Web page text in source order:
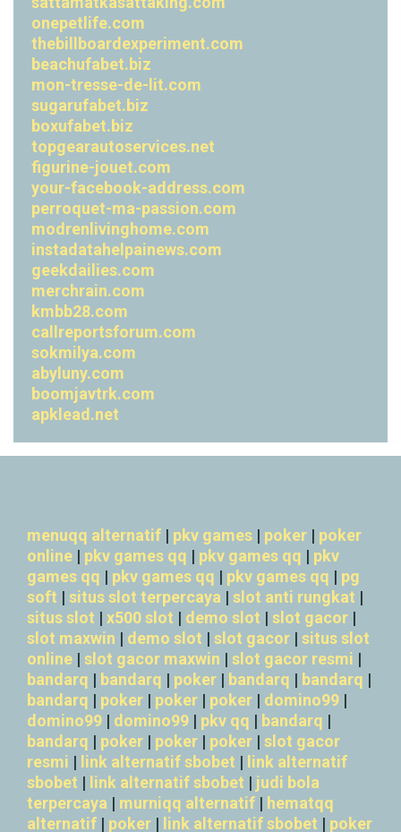
onepetlife.com
thebillboardexperiment.com
beachufabet.biz
mon-tresse-de-lit.com
sugarufabet.biz
boxufabet.biz
topgearautoservices.net
figurine-jouet.com
your-facebook-address.com
perroquet-ma-passion.com
modrenlivinghome.com
instadatahelpainews.com
geekdailies.com
merchrain.com
kmbb28.com
callreportsforum.com
sokmilya.com
abyluny.com
boomjavtrk.com
apklead.net
menuqq alternatif | pkv games | poker | poker
online | pkv games qq | pkv games qq | pkv
games qq | pkv games qq | pkv games qq | pg
soft | situs slot terpercaya | slot anti rungkat |
situs slot | x500 slot | demo slot | slot gacor |
slot maxwin | demo slot | slot gacor | situs slot
online | slot gacor maxwin | slot gacor resmi |
bandarq | bandarq | poker | bandarq | bandarq |
bandarq | poker | poker | poker | domino99 |
domino99 | domino99 | pkv qq | bandarq |
bandarq | poker | poker | poker | slot gacor
resmi | link alternatif sbobet | link alternatif
sbobet | link alternatif sbobet | judi bola
terpercaya | murniqq alternatif | hematqq
alternatif | poker | link alternatif sbobet | poker